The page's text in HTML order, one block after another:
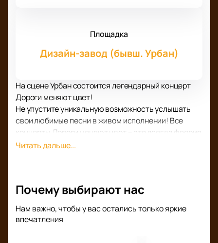
Площадка
Дизайн-завод (бывш. Урбан)
На сцене Урбан состоится легендарный концерт
Дороги меняют цвет!
Не упустите уникальную возможность услышать
свои любимые песни в живом исполнении! Все
концерты Дороги меняют цвет – это всегда феерия
звука, света, настоящий драйв и невероятные
композиции, так и самые свежие работы, которые
уникальная возможность услышать новые треки в
числе первых!
Читать дальше...
Почему выбирают нас
Нам важно, чтобы у вас остались только яркие
впечатления